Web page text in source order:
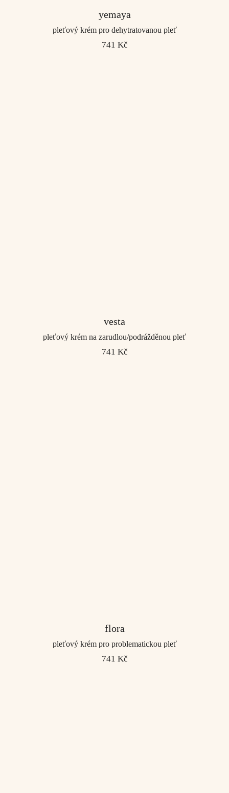
yemaya
pleťový krém pro dehytratovanou pleť
741 Kč
vesta
pleťový krém na zarudlou/podrážděnou pleť
741 Kč
flora
pleťový krém pro problematickou pleť
741 Kč